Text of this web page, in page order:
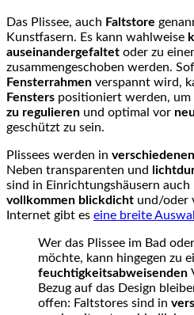
Das Plissee, auch Faltstore
Kunstfasern. Es kann wahlweise
auseinandergefaltet oder zu
zusammengeschoben werden.
Fensterrahmen verspannt wird,
Fensters positioniert werden, um
zu regulieren und optimal vor
geschützt zu sein.
Plissees werden in
Neben transparenten und
sind in Einrichtungshäusern
vollkommen blickdicht und/oder
Internet gibt es eine breite
Wer das Plissee im Bad
möchte, kann hingegen zu
feuchtigkeitsabweisenden
Bezug auf das Design
offen: Faltstores sind in